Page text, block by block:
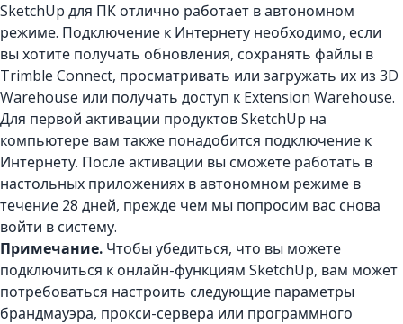
SketchUp для ПК отлично работает в автономном
режиме. Подключение к Интернету необходимо, если
вы хотите получать обновления, сохранять файлы в
Trimble Connect, просматривать или загружать их из 3D
Warehouse или получать доступ к Extension Warehouse.
Для первой активации продуктов SketchUp на
компьютере вам также понадобится подключение к
Интернету. После активации вы сможете работать в
настольных приложениях в автономном режиме в
течение 28 дней, прежде чем мы попросим вас снова
войти в систему.
Примечание. Чтобы убедиться, что вы можете
подключиться к онлайн-функциям SketchUp, вам может
потребоваться настроить следующие параметры
брандмауэра, прокси-сервера или программного